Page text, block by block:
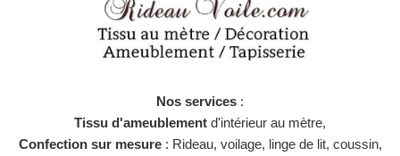
Nos services :
Tissu d'ameublement d'intérieur au mètre,
Confection sur mesure: Rideau, voilage, linge de lit, coussin,